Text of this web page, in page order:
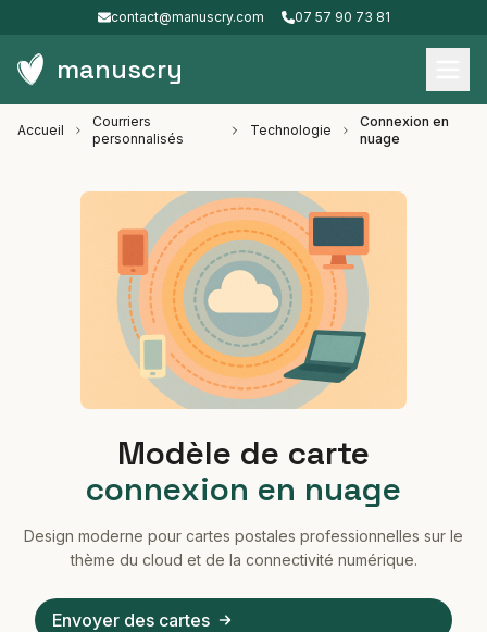
contact@manuscry.com 07 57 90 73 81
manuscry
Accueil
Courriers
personnalisés
Technologie
Connexion en
nuage
Modèle de carte
connexion en nuage
Design moderne pour cartes postales professionnelles sur le
thème du cloud et de la connectivité numérique.
Envoyer des cartes